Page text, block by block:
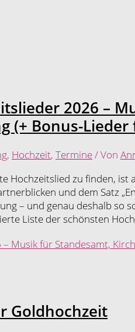
2026 –
(+ Bonus-Lieder
, Hochzeit, Termine/ Von
Hochzeitslied zu finden,
und dem Satz
– und genau deshalb so
Liste der schönsten
Musik für Standesamt,
Goldhochzeit